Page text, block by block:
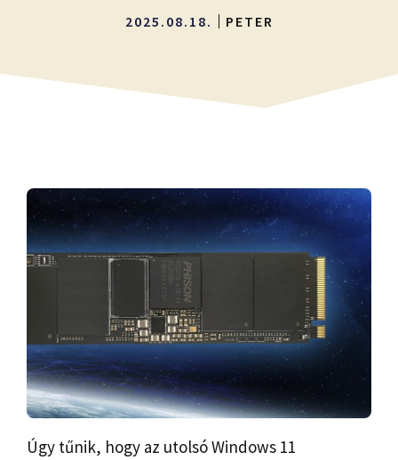
2025.08.18. PETER
Úgy tűnik, hogy az utolsó Windows 11